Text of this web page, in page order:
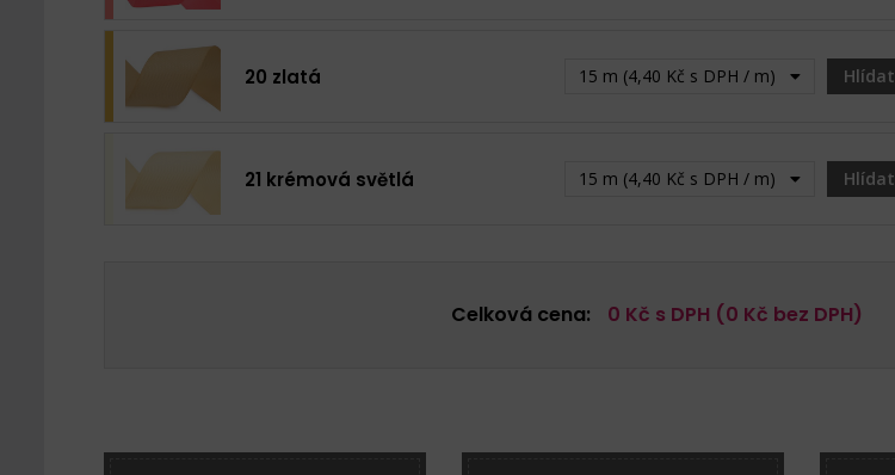
20 zlatá 15 m (4,40 Kč s DPH / m) - Vyprodáno
Hlídat
21 krémová světlá 15 m (4,40 Kč s DPH / m) - Vyprodáno
Hlídat
Celková cena: 0 Kč s DPH (0 Kč bez DPH)